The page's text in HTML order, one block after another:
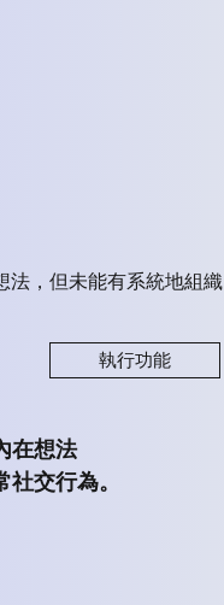
法，但未能有系統地組織
執行功能
在想法
交行為。